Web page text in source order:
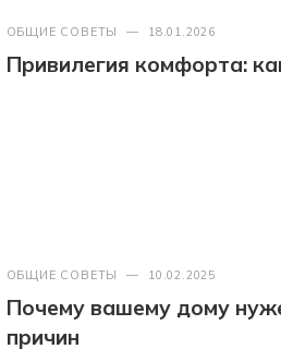
ОБЩИЕ СОВЕТЫ — 18.01.2026
Привилегия комфорта:
ОБЩИЕ СОВЕТЫ — 10.02.2025
Почему вашему дому
причин